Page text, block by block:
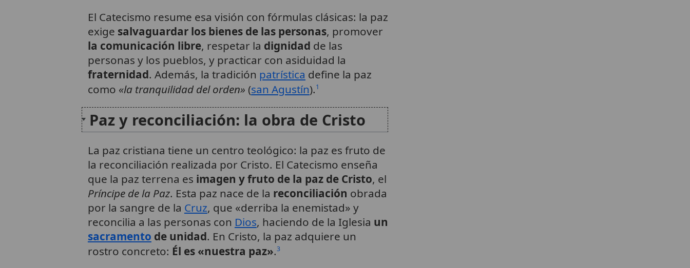
El Catecismo resume esa visión con fórmulas clásicas: la paz
exige salvaguardar los bienes de las personas, promover
la comunicación libre, respetar la dignidad de las
personas y los pueblos, y practicar con asiduidad la
fraternidad. Además, la tradición patrística define la paz
como «la tranquilidad del orden» (san Agustín).1
Paz y reconciliación: la obra de Cristo
La paz cristiana tiene un centro teológico: la paz es fruto de
la reconciliación realizada por Cristo. El Catecismo enseña
que la paz terrena es imagen y fruto de la paz de Cristo, el
Príncipe de la Paz. Esta paz nace de la reconciliación obrada
por la sangre de la Cruz, que «derriba la enemistad» y
reconcilia a las personas con Dios, haciendo de la Iglesia un
sacramento de unidad. En Cristo, la paz adquiere un
rostro concreto: Él es «nuestra paz».3